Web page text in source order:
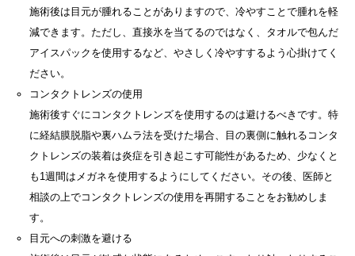
施術後は目元が腫れることがありますので、冷やすことで腫れを軽
減できます。ただし、直接氷を当てるのではなく、タオルで包んだ
アイスパックを使用するなど、やさしく冷やすするよう心掛けてく
ださい。
コンタクトレンズの使用
施術後すぐにコンタクトレンズを使用するのは避けるべきです。特
に経結膜脱脂や裏ハムラ法を受けた場合、目の裏側に触れるコンタ
クトレンズの装着は炎症を引き起こす可能性があるため、少なくと
も1週間はメガネを使用するようにしてください。その後、医師と
相談の上でコンタクトレンズの使用を再開することをお勧めしま
す。
目元への刺激を避ける